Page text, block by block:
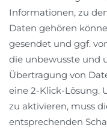
Informationen, zu
Daten gehören
gesendet und ggf.
die unbewusste und
Übertragung von
eine 2-Klick-Lösung.
zu aktivieren, muss
entsprechenden